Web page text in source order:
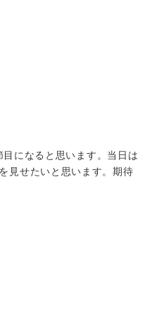
になると思います。当日は
見せたいと思います。期待